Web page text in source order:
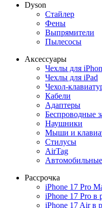
Dyson
Стайлер
Фены
Выпрямители
Пылесосы
Аксессуары
Чехлы для
Чехлы для iPad
Чехол-
Кабели
Адаптеры
Беспроводные
Наушники
Мыши и
Стилусы
AirTag
Автомобильные
Рассрочка
iPhone 17 Pro
iPhone 17 Pro в
iPhone 17 Air в